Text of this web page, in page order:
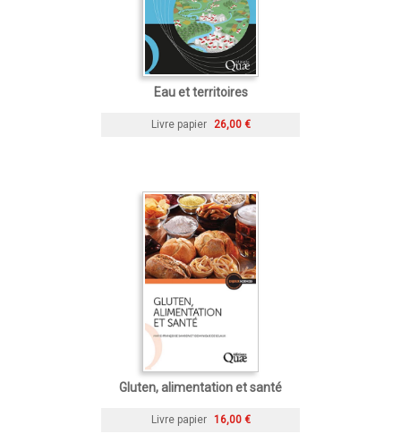
Eau et territoires
Livre papier 26,00 €
Gluten, alimentation et santé
Livre papier 16,00 €